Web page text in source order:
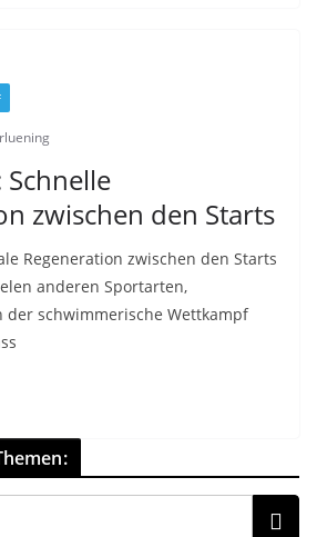
zwischen den Starts
Regeneration zwischen den Starts
anderen Sportarten,
der schwimmerische Wettkampf